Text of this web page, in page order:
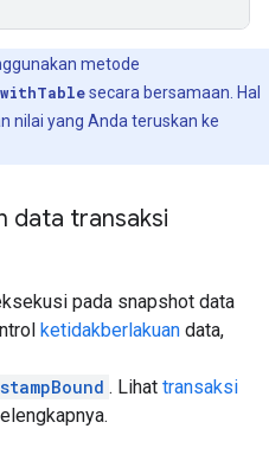
metode
withTablesecara bersamaan. Hal
nilai yang Anda teruskan ke
data transaksi
pada snapshot data
ketidakberlakuan data,
. Lihat transaksi